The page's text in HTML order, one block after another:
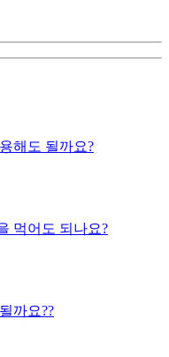
해도 될까요?
먹어도 되나요?
까요??